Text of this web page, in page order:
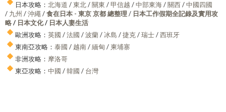
日本攻略： 北海道 /東北/關東 /甲信越 /中部東海/關西/中國四國
/ 九州 /沖繩/食在日本 - 東京 京都 總整理/ 日本工作假期全記錄及實用攻
略/ 日本文化/ 日本人妻生活
歐洲攻略： 英國 /法國 /波蘭/冰島 /捷克/瑞士/西班牙
東南亞攻略： 泰國 / 越南/緬甸 / 柬埔寨
非洲攻略： 摩洛哥
東亞攻略： 中國 /韓國 / 台灣